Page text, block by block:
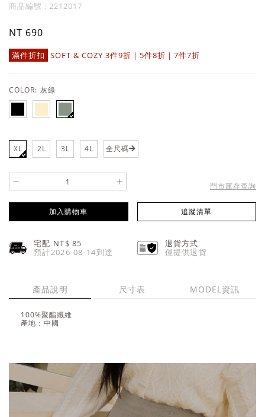
商品編號 : 2212017
NT 690
滿件折扣 SOFT & COZY 3件9折｜5件8折｜7件7折
COLOR: 灰綠
XL 2L 3L 4L 全尺碼
- + 門市庫存查詢
加入購物車 追蹤清單
宅配 NT$85
預計2026-08-14到達
退貨方式
僅提供退貨
產品說明 尺寸表 MODEL資訊
100%聚酯纖維
產地：中國